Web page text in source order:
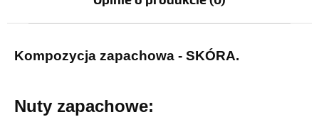
Kompozycja zapachowa - SKÓRA.
Nuty zapachowe: